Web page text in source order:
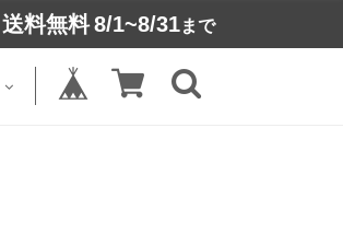
送料無料8/1~8/31まで